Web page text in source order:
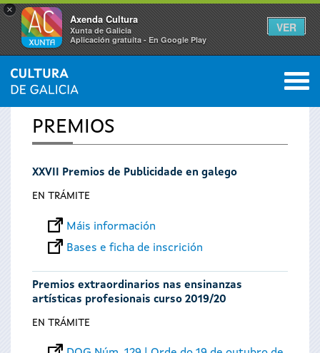
×
Axenda Cultura
Xunta de Galicia
Aplicación gratuíta - En Google Play
VER
Vostede
está
aquí
INICIO 0
PREMIOS
XXVII Premios de Publicidade en galego
EN TRÁMITE
Máis información
Bases e ficha de inscrición
Premios extraordinarios nas ensinanzas
artísticas profesionais curso 2019/20
EN TRÁMITE